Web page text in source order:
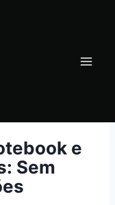
e
Sem